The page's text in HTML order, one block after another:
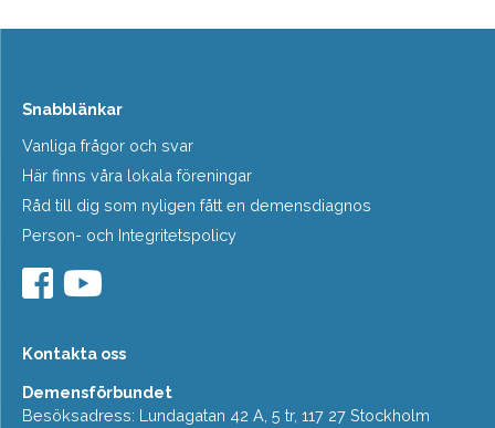
Snabblänkar
Vanliga frågor och svar
Här finns våra lokala föreningar
Råd till dig som nyligen fått en demensdiagnos
Person- och Integritetspolicy
Kontakta oss
Demensförbundet
Besöksadress: Lundagatan 42 A, 5 tr, 117 27 Stockholm